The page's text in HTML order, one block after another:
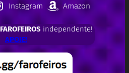
Instagram Amazon
FAROFEIROSindependente!
APOIE!